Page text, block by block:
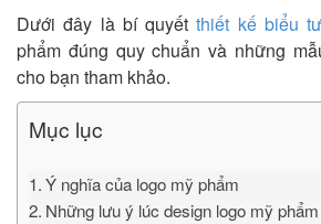
Dưới đây là bí quyếtthiết kế biểu
phẩm đúng quy chuẩn và những
cho bạn tham khảo.
Mục lục
Ý nghĩa của logo mỹ phẩm
Những lưu ý lúc design logo mỹ phẩm